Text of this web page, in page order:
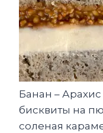
Банан –
бисквиты на
соленая